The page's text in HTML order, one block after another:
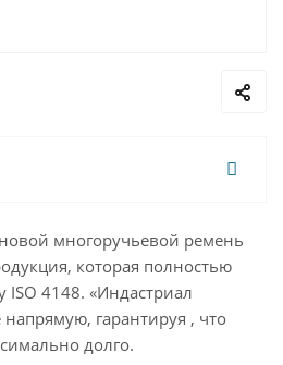
многоручьевой ремень
которая полностью
ISO 4148. «Индастриал
напрямую, гарантируя , что
долго.